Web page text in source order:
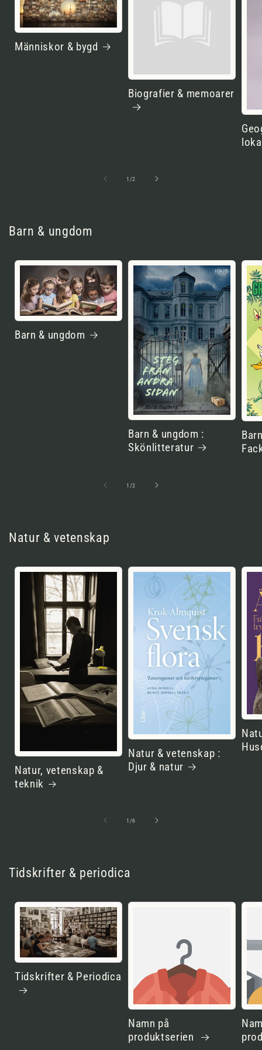
Människor & bygd
Biografier & memoarer
1 /av
2
Barn & ungdom
Barn & ungdom
Barn & ungdom :
Skönlitteratur
1 /av
2
Natur & vetenskap
Natur, vetenskap &
teknik
Natur & vetenskap :
Djur & natur
1 /av
6
Tidskrifter & periodica
Tidskrifter & Periodica
Namn på
produktserien